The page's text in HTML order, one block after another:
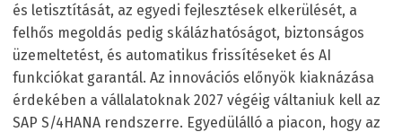
és letisztítását, az egyedi fejlesztések elkerülését, a
felhős megoldás pedig skálázhatóságot, biztonságos
üzemeltetést, és automatikus frissítéseket és AI
funkciókat garantál. Az innovációs előnyök kiaknázása
érdekében a vállalatoknak 2027 végéig váltaniuk kell az
SAP S/4HANA rendszerre. Egyedülálló a piacon, hogy az